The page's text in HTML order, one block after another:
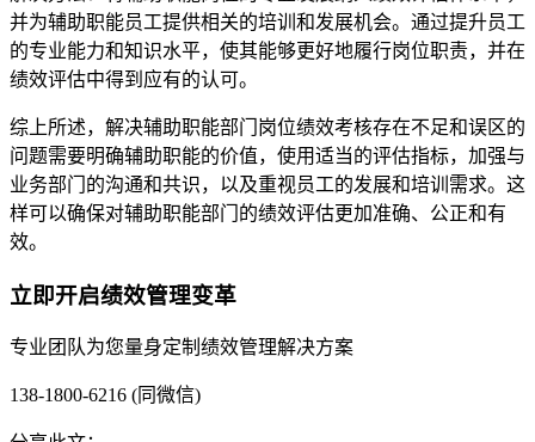
并为辅助职能员工提供相关的培训和发展机会。通过提升员工
的专业能力和知识水平，使其能够更好地履行岗位职责，并在
绩效评估中得到应有的认可。
综上所述，解决辅助职能部门岗位绩效考核存在不足和误区的
问题需要明确辅助职能的价值，使用适当的评估指标，加强与
业务部门的沟通和共识，以及重视员工的发展和培训需求。这
样可以确保对辅助职能部门的绩效评估更加准确、公正和有
效。
立即开启绩效管理变革
专业团队为您量身定制绩效管理解决方案
138-1800-6216 (同微信)